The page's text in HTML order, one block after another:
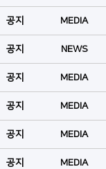
공지 MEDIA
공지 NEWS
공지 MEDIA
공지 MEDIA
공지 MEDIA
공지 MEDIA